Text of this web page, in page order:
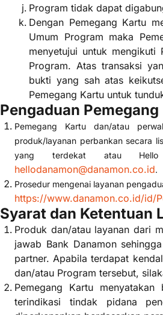
Program tidak dapat
Dengan Pemegang Kartu
Umum Program maka
menyetujui untuk
Program. Atas transaksi
bukti yang sah atas
Pemegang Kartu untuk
Pengaduan
Pemegang Kartu dan/atau
produk/layanan perbankan secara
yang terdekat atau
hellodanamon@danamon.co.id.
Prosedur mengenai layanan
https://www.danamon.co.id/id/
Syarat dan Ketentuan
Produk dan/atau layanan dari
jawab Bank Danamon
partner. Apabila terdapat
dan/atau Program tersebut,
Pemegang Kartu
terindikasi tindak pidana